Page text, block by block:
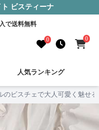
ビスティーナ
で送料無料
0 0
人気ランキング
のビスチェで大人可愛く魅せ